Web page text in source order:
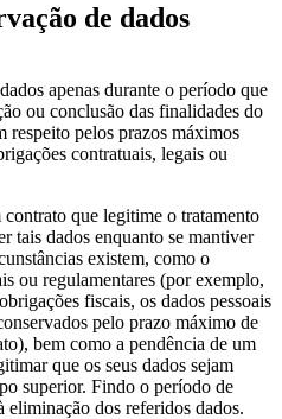
de dados
apenas durante o período que
ou conclusão das finalidades do
respeito pelos prazos máximos
contratuais, legais ou
que legitime o tratamento
tais dados enquanto se mantiver
existem, como o
ou regulamentares (por exemplo,
fiscais, os dados pessoais
pelo prazo máximo de
bem como a pendência de um
que os seus dados sejam
superior. Findo o período de
dos referidos dados.